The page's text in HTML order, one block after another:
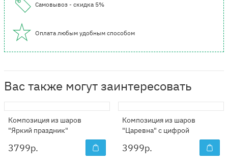
Самовывоз - скидка 5%
Оплата любым удобным способом
Вас также могут заинтересовать
Композиция из шаров
"Яркий праздник"
3799р.
Композиция из шаров
"Царевна" с цифрой
3999р.